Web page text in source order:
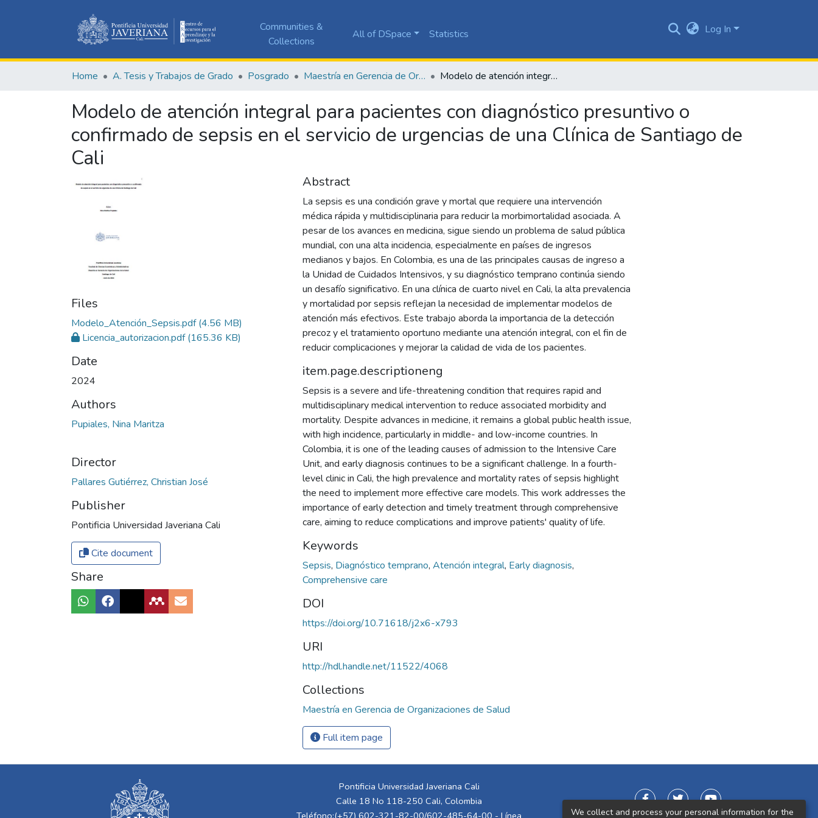
Communities &
Collections
All of DSpace Statistics Log In
Home A. Tesis y Trabajos de Grado Posgrado Maestría en Gerencia de Organizaciones de Salud Modelo de atención integral para pacientes con diagnóstico presuntivo o confirmado de sepsis en el servicio de urgencias de una Clínica de Santiago de Cali
Modelo de atención integral para pacientes con diagnóstico presuntivo o
confirmado de sepsis en el servicio de urgencias de una Clínica de Santiago de
Cali
Files
Modelo_Atención_Sepsis.pdf(4.56 MB)
Licencia_autorizacion.pdf(165.36 KB)
Date
2024
Authors
Pupiales, Nina Maritza
Director
Pallares Gutiérrez, Christian José
Publisher
Pontificia Universidad Javeriana Cali
Cite document
Share
Abstract
La sepsis es una condición grave y mortal que requiere una intervención
médica rápida y multidisciplinaria para reducir la morbimortalidad asociada. A
pesar de los avances en medicina, sigue siendo un problema de salud pública
mundial, con una alta incidencia, especialmente en países de ingresos
medianos y bajos. En Colombia, es una de las principales causas de ingreso a
la Unidad de Cuidados Intensivos, y su diagnóstico temprano continúa siendo
un desafío significativo. En una clínica de cuarto nivel en Cali, la alta prevalencia
y mortalidad por sepsis reflejan la necesidad de implementar modelos de
atención más efectivos. Este trabajo aborda la importancia de la detección
precoz y el tratamiento oportuno mediante una atención integral, con el fin de
reducir complicaciones y mejorar la calidad de vida de los pacientes.
item.page.descriptioneng
Sepsis is a severe and life-threatening condition that requires rapid and
multidisciplinary medical intervention to reduce associated morbidity and
mortality. Despite advances in medicine, it remains a global public health issue,
with high incidence, particularly in middle- and low-income countries. In
Colombia, it is one of the leading causes of admission to the Intensive Care
Unit, and early diagnosis continues to be a significant challenge. In a fourth-
level clinic in Cali, the high prevalence and mortality rates of sepsis highlight
the need to implement more effective care models. This work addresses the
importance of early detection and timely treatment through comprehensive
care, aiming to reduce complications and improve patients' quality of life.
Keywords
Sepsis, Diagnóstico temprano, Atención integral, Early diagnosis,
Comprehensive care
DOI
https://doi.org/10.71618/j2x6-x793
URI
http://hdl.handle.net/11522/4068
Collections
Maestría en Gerencia de Organizaciones de Salud
Full item page
Pontificia Universidad Javeriana Cali
Calle 18 No 118-250 Cali, Colombia
Teléfono:(+57) 602-321-82-00/602-485-64-00 - Línea
We collect and process your personal information for the